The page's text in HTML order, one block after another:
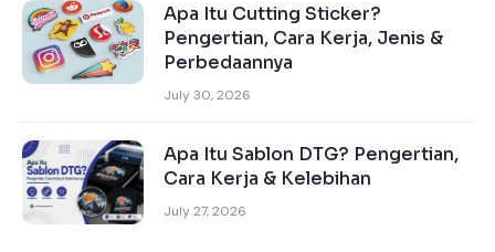
Apa Itu Cutting Sticker?
Pengertian, Cara Kerja, Jenis &
Perbedaannya
July 30, 2026
Apa Itu Sablon DTG? Pengertian,
Cara Kerja & Kelebihan
July 27, 2026